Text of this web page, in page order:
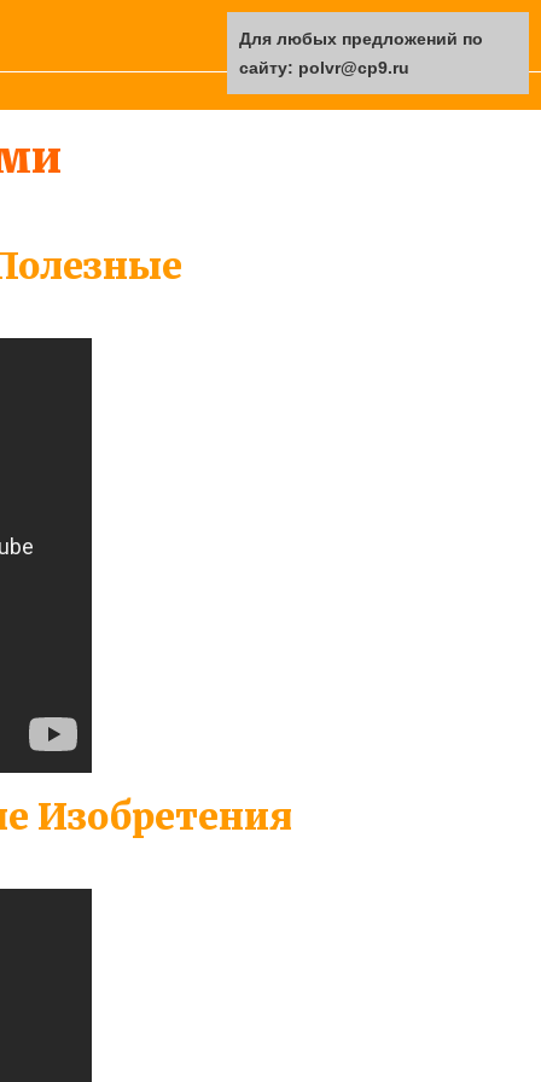
Изобретения
Для любых предложений по
сайту: polvr@cp9.ru